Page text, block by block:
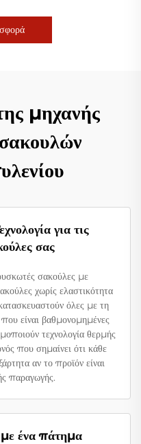
μηχανής
για τις
σας
σακούλες με
χωρίς ελαστικότητα
όλες με τη
είναι βαθμονομημένες
τεχνολογία θερμής
που σημαίνει ότι κάθε
αν το προϊόν είναι
παραγωγής.
ένα πάτημα